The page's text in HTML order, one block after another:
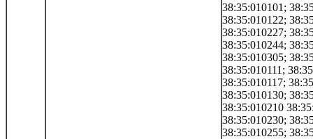
38:35:010101;
38:35:010122;
38:35:010227;
38:35:010244;
38:35:010305;
38:35:010111;
38:35:010117;
38:35:010130;
38:35:010210
38:35:010230;
38:35:010255;